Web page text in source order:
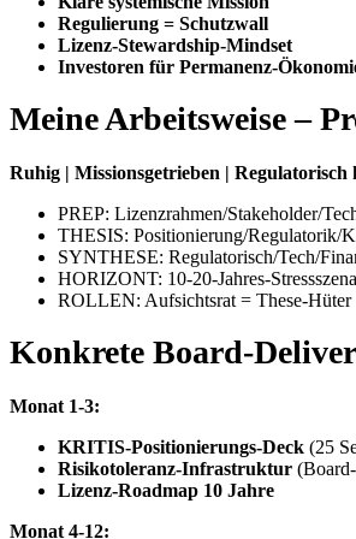
Regulierung = Schutzwall
Lizenz-Stewardship-Mindset
Investoren für Permanenz-
Meine Arbeitsweise –
Ruhig | Missionsgetrieben | Regulatorisch
PREP: Lizenzrahmen/Stakeholder/
THESIS: Positionierung/Regulatorik/
SYNTHESE: Regulatorisch/Tech/
HORIZONT: 10-20-Jahres-
ROLLEN: Aufsichtsrat = These-Hüter
Konkrete Board-
Monat 1-3:
KRITIS-Positionierungs-Deck (25
Risikotoleranz-Infrastruktur
Lizenz-Roadmap 10 Jahre
Monat 4-12: